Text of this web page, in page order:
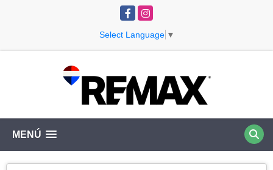
FacebookInstagram
Select Language ▼
MENÚ